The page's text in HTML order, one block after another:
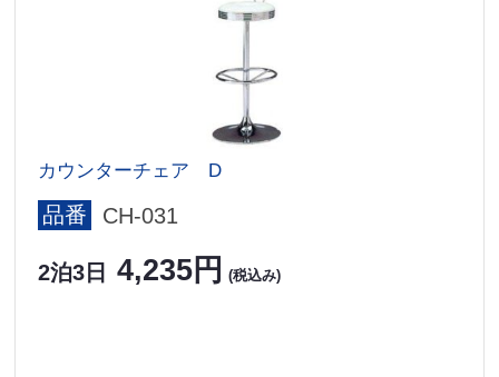
カウンターチェア D
品番 CH-031
2泊3日 4,235円 (税込み)